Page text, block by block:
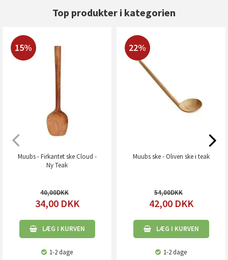
Top produkter i kategorien
15%
Muubs - Firkantet ske Cloud -
Ny Teak
40,00
34,00 DKK
LÆG I KURVEN
1-2 dage
22%
Muubs ske - Oliven ske i teak
54,00
42,00 DKK
LÆG I KURVEN
1-2 dage